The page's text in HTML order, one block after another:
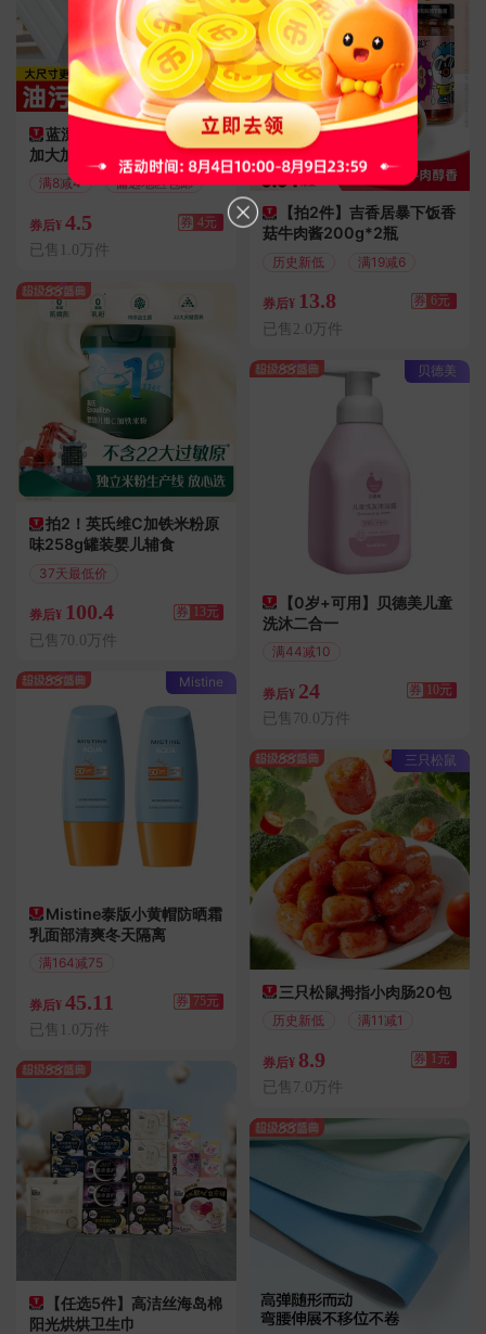
蓝漂厨房湿巾1包（70片
加大加厚）
满8减4 偏远地区包邮
券后¥ 4.5 券 4元
已售1.0万件
拍2！英氏维C加铁米粉原
味258g罐装婴儿辅食
37天最低价
券后¥ 100.4 券 13元
已售70.0万件
Mistine
Mistine泰版小黄帽防晒霜
乳面部清爽冬天隔离
满164减75
券后¥ 45.11 券 75元
已售1.0万件
【任选5件】高洁丝海岛棉
阳光烘烘卫生巾
【拍2件】吉香居暴下饭香
菇牛肉酱200g*2瓶
历史新低 满19减6
券后¥ 13.8 券 6元
已售2.0万件
贝德美
【0岁+可用】贝德美儿童
洗沐二合一
满44减10
券后¥ 24 券 10元
已售70.0万件
三只松鼠
三只松鼠拇指小肉肠20包
历史新低 满11减1
券后¥ 8.9 券 1元
已售7.0万件